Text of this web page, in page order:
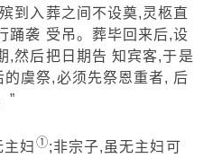
到入葬之间不设奠,灵柩直
踊袭 受吊。葬毕回来后,设
,然后把日期告 知宾客,于是
虞祭,必须先祭恩重者, 后
”
妇 ①;非宗子,虽无主妇可